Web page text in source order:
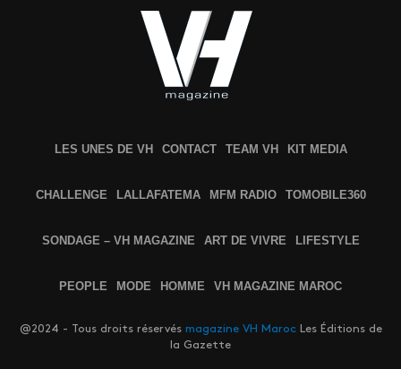
LES UNES DE VH CONTACT TEAM VH KIT MEDIA
CHALLENGE LALLAFATEMA MFM RADIO TOMOBILE360
SONDAGE – VH MAGAZINE ART DE VIVRE LIFESTYLE
PEOPLE MODE HOMME VH MAGAZINE MAROC
@2024 - Tous droits réservés magazine VH MarocLes Éditions de
la Gazette